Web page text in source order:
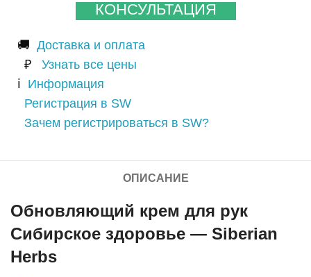
КОНСУЛЬТАЦИЯ
🚚 Доставка и оплата
₽ Узнать все цены
ℹ️ Информация
Регистрация в SW
Зачем регистрироваться в SW?
ОПИСАНИЕ
Обновляющий крем для рук
Сибирское здоровье — Siberian
Herbs